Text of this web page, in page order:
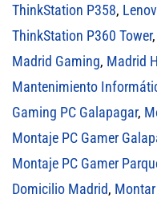
ThinkStation P358,
ThinkStation P360 Tower,
Madrid Gaming, Madrid
Mantenimiento
Gaming PC Galapagar,
Montaje PC Gamer
Montaje PC Gamer
Domicilio Madrid,